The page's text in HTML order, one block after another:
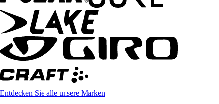
Entdecken Sie alle unsere Marken